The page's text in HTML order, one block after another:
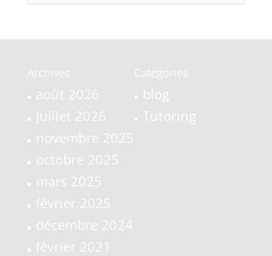
Archives
août 2026
juillet 2026
novembre 2025
octobre 2025
mars 2025
février 2025
décembre 2024
février 2021
Catégories
blog
Tutoring